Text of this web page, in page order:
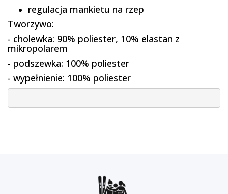
regulacja mankietu na rzep
Tworzywo:
- cholewka: 90% poliester, 10% elastan z
mikropolarem
- podszewka: 100% poliester
- wypełnienie: 100% poliester